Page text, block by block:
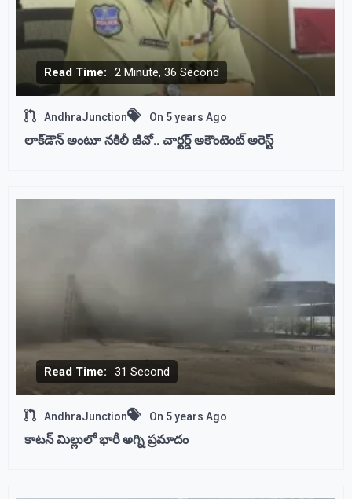
Read Time: 2 Minute, 36 Second
AndhraJunction On 5 years Ago
లాక్‌డౌన్‌ అంటూ నకిలీ జీవో.. చార్టర్డ్ అకౌంటెంట్ అరెస్ట్
Read Time: 31 Second
AndhraJunction On 5 years Ago
కాటన్ మిల్లులో భారీ అగ్ని ప్రమాదం